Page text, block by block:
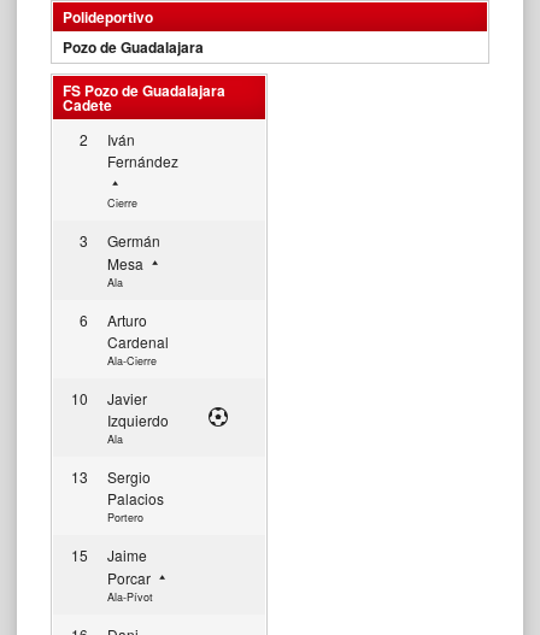
Polideportivo
Pozo de Guadalajara
FS Pozo de Guadalajara
Cadete
2
Iván
Fernández
Cierre
3
Germán
Mesa
Ala
6
Arturo
Cardenal
Ala-Cierre
10
Javier
Izquierdo
Ala
13
Sergio
Palacios
Portero
15
Jaime
Porcar
Ala-Pívot